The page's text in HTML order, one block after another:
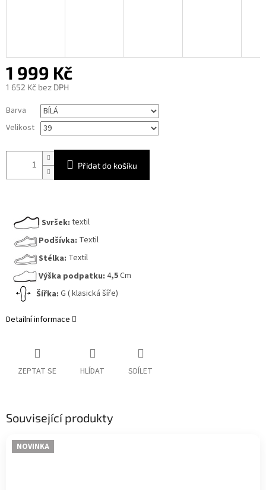
1 999 Kč
1 652 Kč bez DPH
cena:
Barva
Velikost
Přidat do košíku
Svršek: textil
Podšívka: Textil
Stélka: Textil
Výška podpatku: 4,5Cm
Šířka: G ( klasická šíře)
Detailní informace
ZEPTAT SE HLÍDAT SDÍLET
Související produkty
NOVINKA